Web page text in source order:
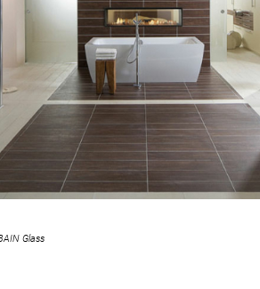
Glass